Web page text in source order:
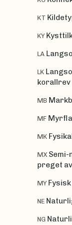
KT
KY
LA
LK
korallrev
MB
MF
MK
MX
preget
MY
NE
NG